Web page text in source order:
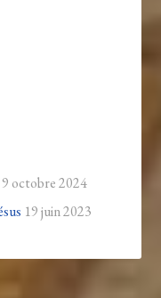
9 octobre 2024
19 juin 2023